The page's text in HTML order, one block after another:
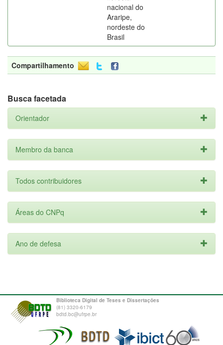
nacional do
Araripe,
nordeste do
Brasil
Compartilhamento
Busca facetada
Orientador
Membro da banca
Todos contribuidores
Áreas do CNPq
Ano de defesa
Biblioteca Digital de Teses e Dissertações
(81) 3320-6179
bdtd.bc@ufrpe.br